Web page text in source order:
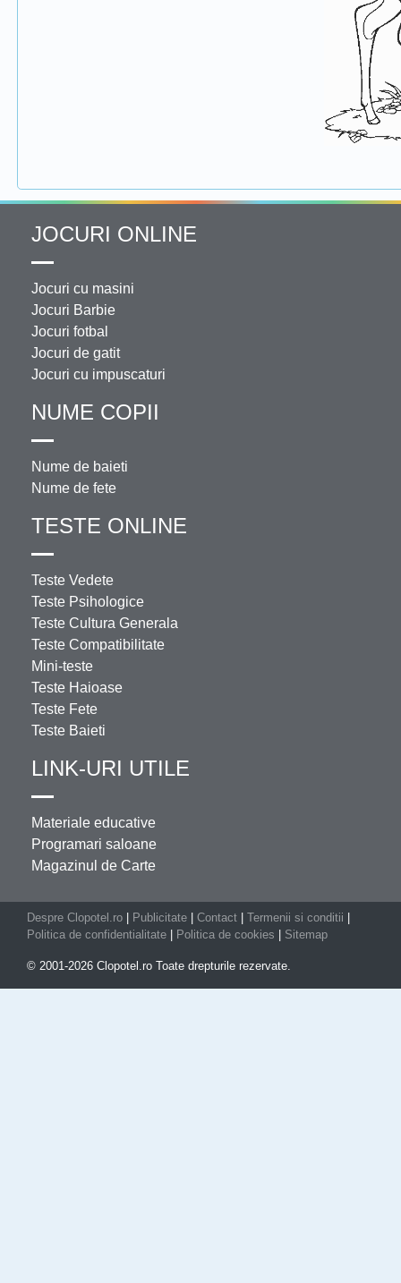
JOCURI ONLINE
Jocuri cu masini
Jocuri Barbie
Jocuri fotbal
Jocuri de gatit
Jocuri cu impuscaturi
NUME COPII
Nume de baieti
Nume de fete
TESTE ONLINE
Teste Vedete
Teste Psihologice
Teste Cultura Generala
Teste Compatibilitate
Mini-teste
Teste Haioase
Teste Fete
Teste Baieti
LINK-URI UTILE
Materiale educative
Programari saloane
Magazinul de Carte
Despre Clopotel.ro | Publicitate | Contact | Termenii si conditii |
Politica de confidentialitate | Politica de cookies | Sitemap
© 2001-2026 Clopotel.ro Toate drepturile rezervate.